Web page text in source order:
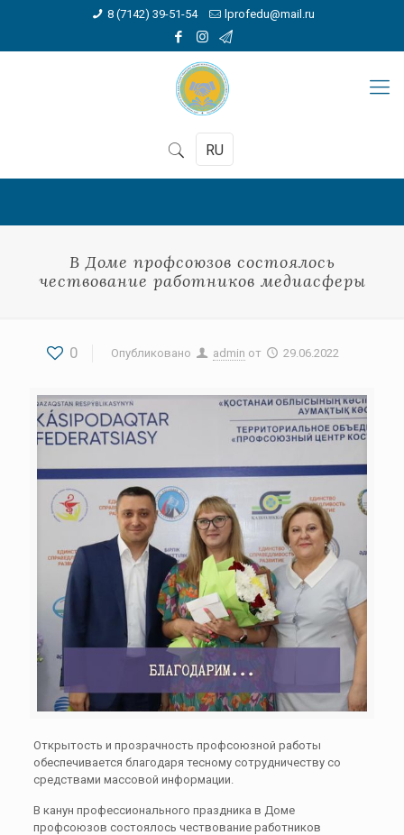
8 (7142) 39-51-54 lprofedu@mail.ru
RU
В Доме профсоюзов состоялось
чествование работников медиасферы
0 Опубликовано admin от 29.06.2022
Открытость и прозрачность профсоюзной работы
обеспечивается благодаря тесному сотрудничеству со
средствами массовой информации.
В канун профессионального праздника в Доме
профсоюзов состоялось чествование работников